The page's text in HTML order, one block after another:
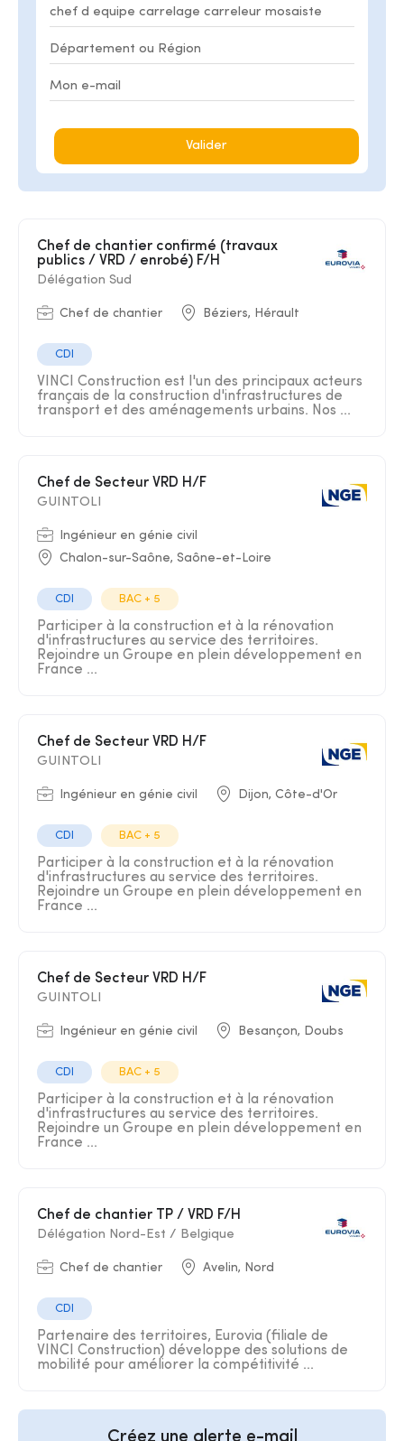
Valider
Chef de chantier confirmé (travaux
publics / VRD / enrobé) F/H
Délégation Sud
Chef de chantier Béziers, Hérault
CDI
VINCI Construction est l'un des principaux acteurs
français de la construction d'infrastructures de
transport et des aménagements urbains. Nos ...
Chef de Secteur VRD H/F
GUINTOLI
Ingénieur en génie civil
Chalon-sur-Saône, Saône-et-Loire
CDI BAC + 5
Participer à la construction et à la rénovation
d'infrastructures au service des territoires.
Rejoindre un Groupe en plein développement en
France ...
Chef de Secteur VRD H/F
GUINTOLI
Ingénieur en génie civil Dijon, Côte-d'Or
CDI BAC + 5
Participer à la construction et à la rénovation
d'infrastructures au service des territoires.
Rejoindre un Groupe en plein développement en
France ...
Chef de Secteur VRD H/F
GUINTOLI
Ingénieur en génie civil Besançon, Doubs
CDI BAC + 5
Participer à la construction et à la rénovation
d'infrastructures au service des territoires.
Rejoindre un Groupe en plein développement en
France ...
Chef de chantier TP / VRD F/H
Délégation Nord-Est / Belgique
Chef de chantier Avelin, Nord
CDI
Partenaire des territoires, Eurovia (filiale de
VINCI Construction) développe des solutions de
mobilité pour améliorer la compétitivité ...
Créez une alerte e-mail